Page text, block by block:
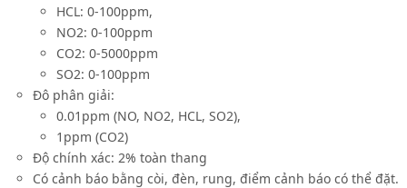
HCL: 0-100ppm,
NO2: 0-100ppm
CO2: 0-5000ppm
SO2: 0-100ppm
Đô phân giải:
0.01ppm (NO, NO2, HCL, SO2),
1ppm (CO2)
Độ chính xác: 2% toàn thang
Có cảnh báo bằng còi, đèn, rung, điểm cảnh báo có thể đặt.